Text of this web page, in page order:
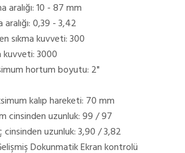
aralığı: 10 - 87 mm
0,39 - 3,42
sıkma kuvveti: 300
kuvveti: 3000
hortum boyutu: 2"
kalıp hareketi: 70 mm
cinsinden uzunluk: 99 / 97
uzunluk: 3,90 / 3,82
Dokunmatik Ekran kontrolü